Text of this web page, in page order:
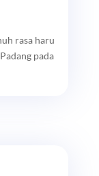
rasa haru
pada